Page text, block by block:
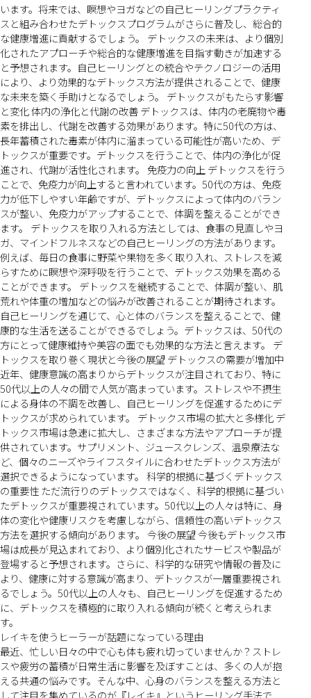
います。将来では、瞑想やヨガなどの自己ヒーリングプラクティ
スと組み合わせたデトックスプログラムがさらに普及し、総合的
な健康増進に貢献するでしょう。 デトックスの未来は、より個別
化されたアプローチや総合的な健康増進を目指す動きが加速する
と予想されます。自己ヒーリングとの統合やテクノロジーの活用
により、より効果的なデトックス方法が提供されることで、健康
な未来を築く手助けとなるでしょう。 デトックスがもたらす影響
と変化 体内の浄化と代謝の改善 デトックスは、体内の老廃物や毒
素を排出し、代謝を改善する効果があります。特に50代の方は、
長年蓄積された毒素が体内に溜まっている可能性が高いため、デ
トックスが重要です。デトックスを行うことで、体内の浄化が促
進され、代謝が活性化されます。 免疫力の向上 デトックスを行う
ことで、免疫力が向上すると言われています。50代の方は、免疫
力が低下しやすい年齢ですが、デトックスによって体内のバラン
スが整い、免疫力がアップすることで、体調を整えることができ
ます。 デトックスを取り入れる方法としては、食事の見直しやヨ
ガ、マインドフルネスなどの自己ヒーリングの方法があります。
例えば、毎日の食事に野菜や果物を多く取り入れ、ストレスを減
らすために瞑想や深呼吸を行うことで、デトックス効果を高める
ことができます。 デトックスを継続することで、体調が整い、肌
荒れや体重の増加などの悩みが改善されることが期待されます。
自己ヒーリングを通じて、心と体のバランスを整えることで、健
康的な生活を送ることができるでしょう。デトックスは、50代の
方にとって健康維持や美容の面でも効果的な方法と言えます。 デ
トックスを取り巻く現状と今後の展望 デトックスの需要が増加中
近年、健康意識の高まりからデトックスが注目されており、特に
50代以上の人々の間で人気が高まっています。ストレスや不摂生
による身体の不調を改善し、自己ヒーリングを促進するためにデ
トックスが求められています。 デトックス市場の拡大と多様化 デ
トックス市場は急速に拡大し、さまざまな方法やアプローチが提
供されています。サプリメント、ジュースクレンズ、温泉療法な
ど、個々のニーズやライフスタイルに合わせたデトックス方法が
選択できるようになっています。 科学的根拠に基づくデトックス
の重要性 ただ流行りのデトックスではなく、科学的根拠に基づい
たデトックスが重要視されています。50代以上の人々は特に、身
体の変化や健康リスクを考慮しながら、信頼性の高いデトックス
方法を選択する傾向があります。 今後の展望 今後もデトックス市
場は成長が見込まれており、より個別化されたサービスや製品が
登場すると予想されます。さらに、科学的な研究や情報の普及に
より、健康に対する意識が高まり、デトックスが一層重要視され
るでしょう。50代以上の人々も、自己ヒーリングを促進するため
に、デトックスを積極的に取り入れる傾向が続くと考えられま
す。
レイキを使うヒーラーが話題になっている理由
最近、忙しい日々の中で心も体も疲れ切っていませんか？ストレ
スや疲労の蓄積が日常生活に影響を及ぼすことは、多くの人が抱
える共通の悩みです。そんな中、心身のバランスを整える方法と
して注目を集めているのが『レイキ』というヒーリング手法で